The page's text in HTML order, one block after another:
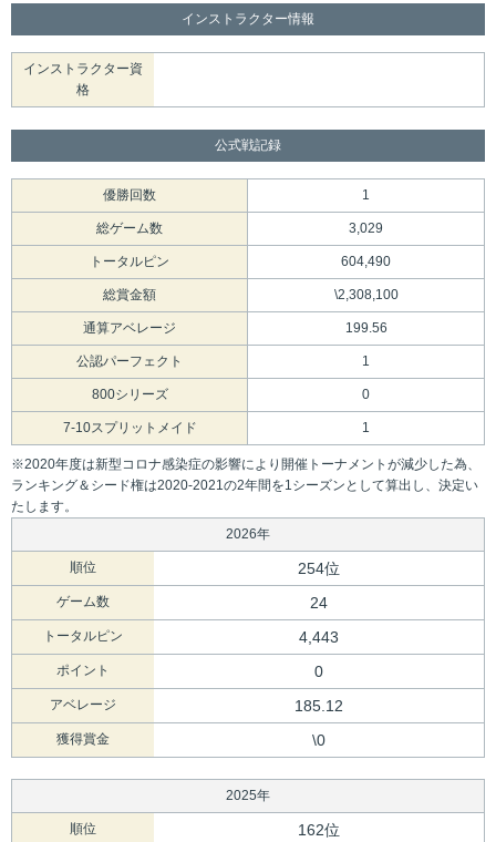
インストラクター情報
インストラクター資
格
公式戦記録
優勝回数 1
総ゲーム数 3,029
トータルピン 604,490
総賞金額 \2,308,100
通算アベレージ 199.56
公認パーフェクト 1
800シリーズ 0
7-10スプリットメイド 1
※2020年度は新型コロナ感染症の影響により開催トーナメントが減少した為、
ランキング＆シード権は2020-2021の2年間を1シーズンとして算出し、決定い
たします。
2026年
順位 254位
ゲーム数 24
トータルピン 4,443
ポイント 0
アベレージ 185.12
獲得賞金 \0
2025年
順位 162位